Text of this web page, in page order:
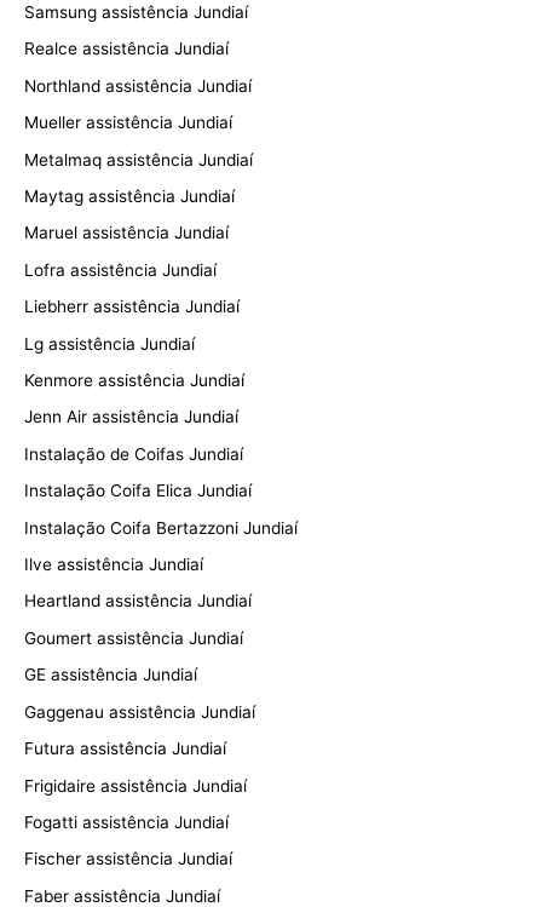
Samsung assistência Jundiaí
Realce assistência Jundiaí
Northland assistência Jundiaí
Mueller assistência Jundiaí
Metalmaq assistência Jundiaí
Maytag assistência Jundiaí
Maruel assistência Jundiaí
Lofra assistência Jundiaí
Liebherr assistência Jundiaí
Lg assistência Jundiaí
Kenmore assistência Jundiaí
Jenn Air assistência Jundiaí
Instalação de Coifas Jundiaí
Instalação Coifa Elica Jundiaí
Instalação Coifa Bertazzoni Jundiaí
Ilve assistência Jundiaí
Heartland assistência Jundiaí
Goumert assistência Jundiaí
GE assistência Jundiaí
Gaggenau assistência Jundiaí
Futura assistência Jundiaí
Frigidaire assistência Jundiaí
Fogatti assistência Jundiaí
Fischer assistência Jundiaí
Faber assistência Jundiaí